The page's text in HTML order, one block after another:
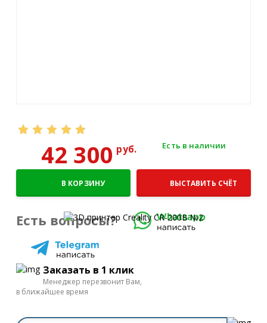
42 300руб. Есть в наличии
В КОРЗИНУ ВЫСТАВИТЬ СЧЁТ
Есть вопросы?
Заказать в 1 клик
Менеджер перезвонит Вам,
в ближайшее время